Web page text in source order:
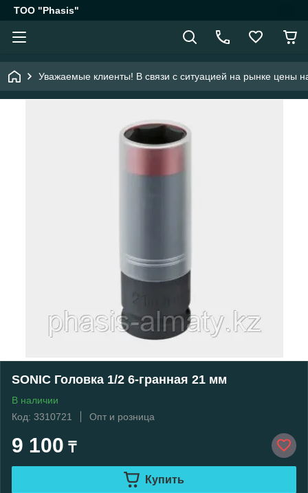
ТОО "Phasis"
Уважаемые клиенты! В связи с ситуацией на рынке цены
SONIC Головка 1/2 6-гранная 21 мм
В наличии
Код: 3310721
Опт и розница
9 100 ₸
Купить